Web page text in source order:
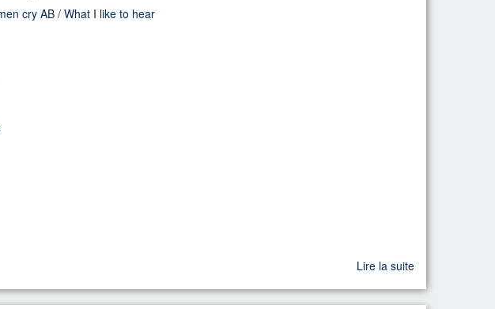
cry AB/ What I like to hear
Lire la suite